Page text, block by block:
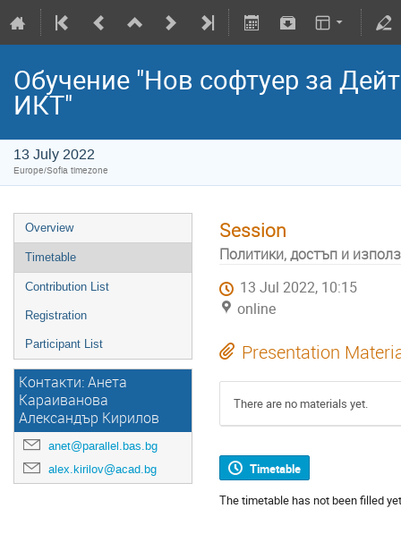
Обучение "Нов софтуер за
ИКТ"
13 July 2022
Europe/Sofia timezone
Overview
Timetable
Contribution List
Registration
Participant List
Контакти: Анета
Караиванова
Александър Кирилов
anet@parallel.bas.bg
alex.kirilov@acad.bg
Session
Политики, достъп и
13 Jul 2022, 10:15
online
Presentation
There are no materials yet.
Timetable
The timetable has not been filled